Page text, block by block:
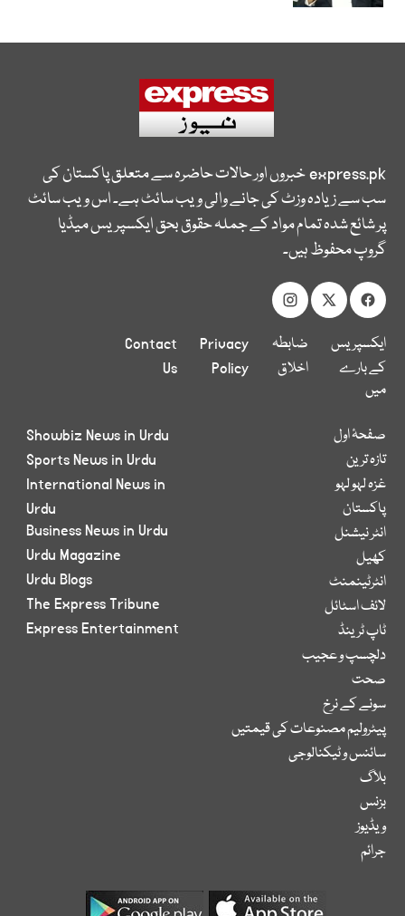
express.pkخبروں اور حالات حاضرہ سے متعلق پاکستان کی
سب سے زیادہ وزٹ کی جانے والی ویب سائٹ ہے۔ اس ویب سائٹ
پر شائع شدہ تمام مواد کے جملہ حقوق بحق ایکسپریس میڈیا
گروپ محفوظ ہیں۔
ایکسپریس
کے بارے
میں
ضابطہ
اخلاق
Privacy
Policy
Contact
Us
صفحۂ اول
تازہ ترین
غزہ لہو لہو
پاکستان
انٹر نیشنل
کھیل
انٹرٹینمنٹ
لائف اسٹائل
ٹاپ ٹرینڈ
دلچسپ و عجیب
صحت
سونے کے نرخ
پیٹرولیم مصنوعات کی قیمتیں
سائنس و ٹیکنالوجی
بلاگ
بزنس
ویڈیوز
جرائم
Showbiz News in Urdu
Sports News in Urdu
International News in
Urdu
Business News in Urdu
Urdu Magazine
Urdu Blogs
The Express Tribune
Express Entertainment